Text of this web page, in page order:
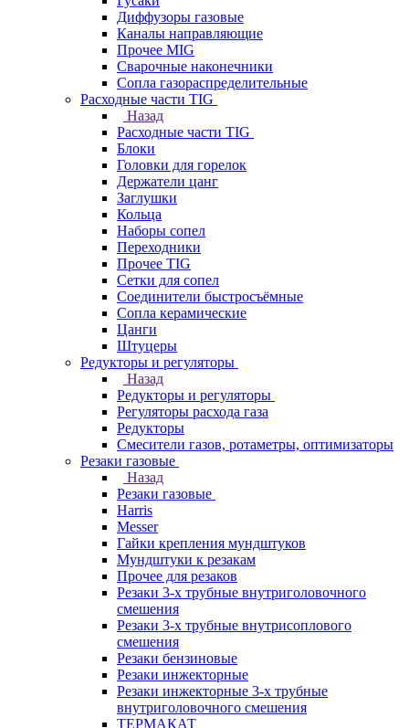
Диффузоры газовые
Каналы направляющие
Прочее MIG
Сварочные наконечники
Сопла газораспределительные
Расходные части TIG
Назад
Расходные части TIG
Блоки
Головки для горелок
Держатели цанг
Заглушки
Кольца
Наборы сопел
Переходники
Прочее TIG
Сетки для сопел
Соединители быстросъёмные
Сопла керамические
Цанги
Штуцеры
Редукторы и регуляторы
Назад
Редукторы и регуляторы
Регуляторы расхода газа
Редукторы
Смесители газов, ротаметры, оптимизаторы
Резаки газовые
Назад
Резаки газовые
Harris
Messer
Гайки крепления мундштуков
Мундштуки к резакам
Прочее для резаков
Резаки 3-х трубные внутриголовочного
смешения
Резаки 3-х трубные внутрисоплового
смешения
Резаки бензиновые
Резаки инжекторные
Резаки инжекторные 3-х трубные
внутриголовочного смешения
ТЕРМАКАТ